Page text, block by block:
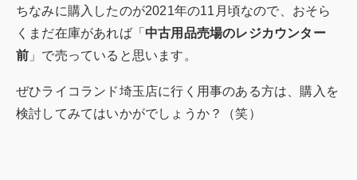
ちなみに購入したのが2021年の11月頃なので、おそら
くまだ在庫があれば「 中古用品売場のレジカウンター
前 」で売っていると思います。
ぜひライコランド埼玉店に行く用事のある方は、購入を
検討してみてはいかがでしょうか？（笑）